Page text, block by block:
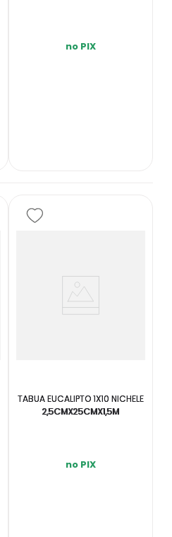
no PIX
TABUA EUCALIPTO 1X10 NICHELE
2,5CMX25CMX1,5M
no PIX